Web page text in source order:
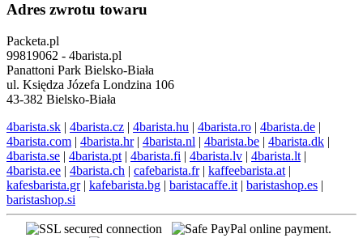
Adres zwrotu towaru
Packeta.pl
99819062 - 4barista.pl
Panattoni Park Bielsko-Biała
ul. Księdza Józefa Londzina 106
43-382 Bielsko-Biała
4barista.sk | 4barista.cz | 4barista.hu | 4barista.ro | 4barista.de |
4barista.com | 4barista.hr| 4barista.nl | 4barista.be | 4barista.dk |
4barista.se | 4barista.pt | 4barista.fi | 4barista.lv | 4barista.lt |
4barista.ee | 4barista.ch | cafebarista.fr| kaffeebarista.at |
kafesbarista.gr| kafebarista.bg | baristacaffe.it | baristashop.es |
baristashop.si